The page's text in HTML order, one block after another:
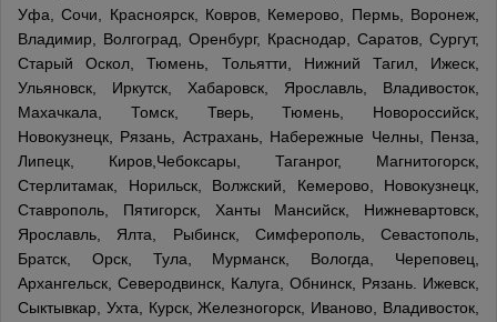
Уфа, Сочи, Красноярск, Ковров, Кемерово, Пермь, Воронеж,
Владимир, Волгоград, Оренбург, Краснодар, Саратов, Сургут,
Старый Оскол, Тюмень, Тольятти, Нижний Тагил, Ижеск,
Ульяновск, Иркутск, Хабаровск, Ярославль, Владивосток,
Махачкала, Томск, Тверь, Тюмень, Новороссийск,
Новокузнецк, Рязань, Астрахань, Набережные Челны, Пенза,
Липецк, Киров,Чебоксары, Таганрог, Магнитогорск,
Стерлитамак, Норильск, Волжский, Кемерово, Новокузнецк,
Ставрополь, Пятигорск, Ханты Мансийск, Нижневартовск,
Ярославль, Ялта, Рыбинск, Симферополь, Севастополь,
Братск, Орск, Тула, Мурманск, Вологда, Череповец,
Архангельск, Северодвинск, Калуга, Обнинск, Рязань. Ижевск,
Сыктывкар, Ухта, Курск, Железногорск, Иваново, Владивосток,